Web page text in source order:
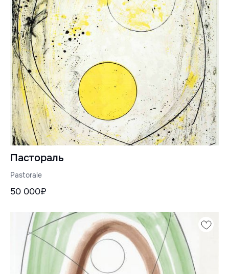
Пастораль
Pastorale
50 000₽